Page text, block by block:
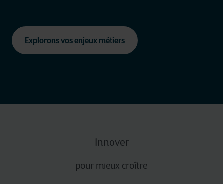
Explorons vos enjeux métiers
Innover
pour mieux croître